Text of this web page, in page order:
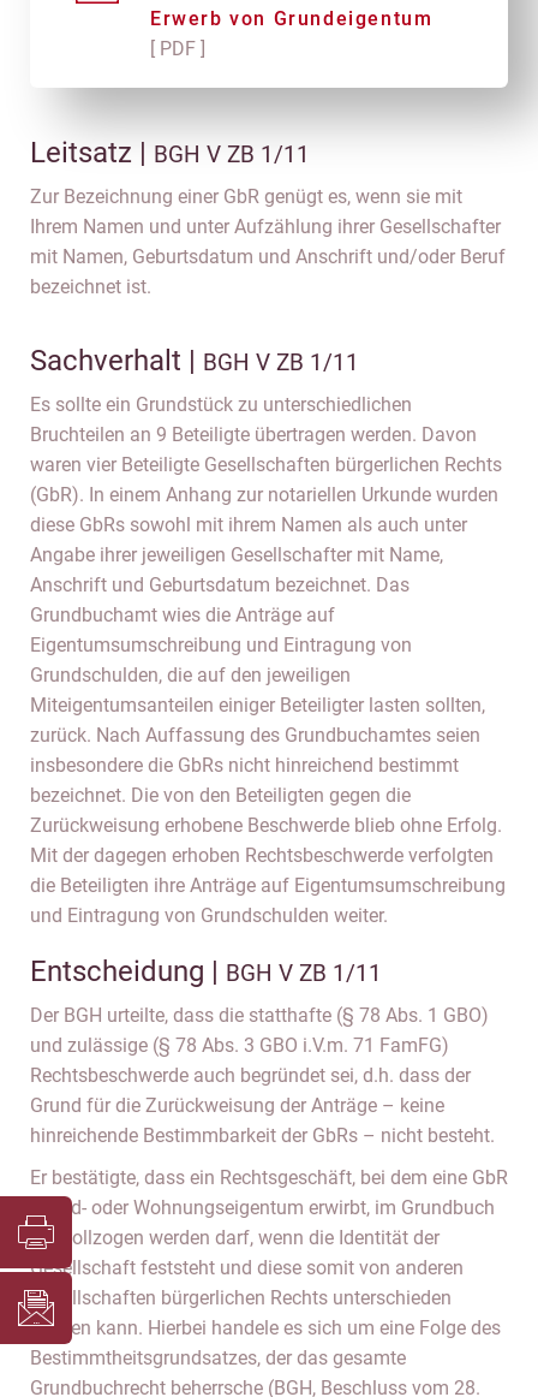
Erwerb von Grundeigentum
[ PDF ]
Leitsatz | BGH V ZB 1/11
Zur Bezeichnung einer GbR genügt es, wenn sie mit
Ihrem Namen und unter Aufzählung ihrer Gesellschafter
mit Namen, Geburtsdatum und Anschrift und/oder Beruf
bezeichnet ist.
Sachverhalt | BGH V ZB 1/11
Es sollte ein Grundstück zu unterschiedlichen
Bruchteilen an 9 Beteiligte übertragen werden. Davon
waren vier Beteiligte Gesellschaften bürgerlichen Rechts
(GbR). In einem Anhang zur notariellen Urkunde wurden
diese GbRs sowohl mit ihrem Namen als auch unter
Angabe ihrer jeweiligen Gesellschafter mit Name,
Anschrift und Geburtsdatum bezeichnet. Das
Grundbuchamt wies die Anträge auf
Eigentumsumschreibung und Eintragung von
Grundschulden, die auf den jeweiligen
Miteigentumsanteilen einiger Beteiligter lasten sollten,
zurück. Nach Auffassung des Grundbuchamtes seien
insbesondere die GbRs nicht hinreichend bestimmt
bezeichnet. Die von den Beteiligten gegen die
Zurückweisung erhobene Beschwerde blieb ohne Erfolg.
Mit der dagegen erhoben Rechtsbeschwerde verfolgten
die Beteiligten ihre Anträge auf Eigentumsumschreibung
und Eintragung von Grundschulden weiter.
Entscheidung | BGH V ZB 1/11
Der BGH urteilte, dass die statthafte (§ 78 Abs. 1 GBO)
und zulässige (§ 78 Abs. 3 GBO i.V.m. 71 FamFG)
Rechtsbeschwerde auch begründet sei, d.h. dass der
Grund für die Zurückweisung der Anträge – keine
hinreichende Bestimmbarkeit der GbRs – nicht besteht.
Er bestätigte, dass ein Rechtsgeschäft, bei dem eine GbR
Grund- oder Wohnungseigentum erwirbt, im Grundbuch
nur vollzogen werden darf, wenn die Identität der
Gesellschaft feststeht und diese somit von anderen
Gesellschaften bürgerlichen Rechts unterschieden
werden kann. Hierbei handele es sich um eine Folge des
Bestimmtheitsgrundsatzes, der das gesamte
Grundbuchrecht beherrsche (BGH, Beschluss vom 28.